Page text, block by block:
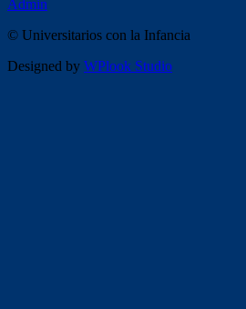
Admin
© Universitarios con la Infancia
Designed by WPlook Studio